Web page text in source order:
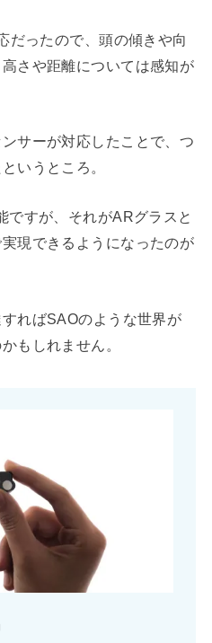
だったので、頭の傾きや向
さや距離については感知が
サーが対応したことで、つ
いうところ。
ですが、それがARグラスと
現できるようになったのが
ればSAOのような世界が
もしれません。